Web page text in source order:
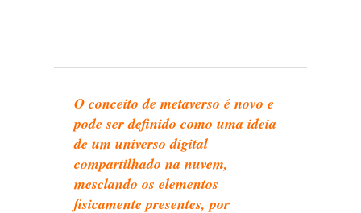
O conceito de metaverso é novo e
pode ser definido como uma ideia
de um universo digital
compartilhado na nuvem,
mesclando os elementos
fisicamente presentes, por